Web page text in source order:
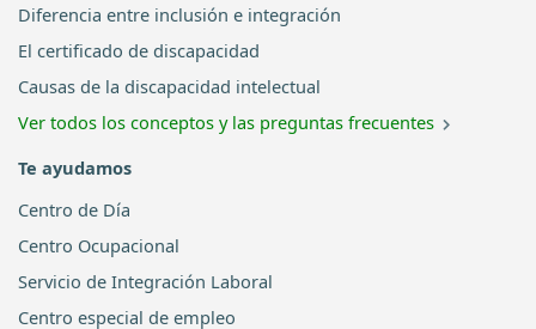
Diferencia entre inclusión e integración
El certificado de discapacidad
Causas de la discapacidad intelectual
Ver todos los conceptos y las preguntas frecuentes
Te ayudamos
Centro de Día
Centro Ocupacional
Servicio de Integración Laboral
Centro especial de empleo